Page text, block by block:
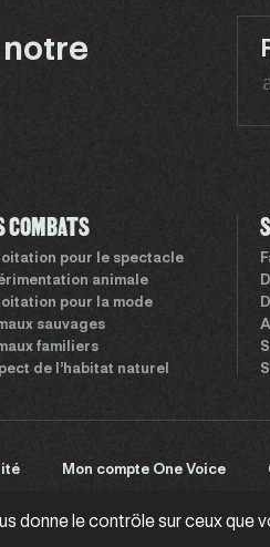
notre
COMBATS
pour le spectacle
animale
pour la mode
sauvages
familiers
de l’habitat naturel
Mon compte One Voice
donne le contrôle sur ceux que